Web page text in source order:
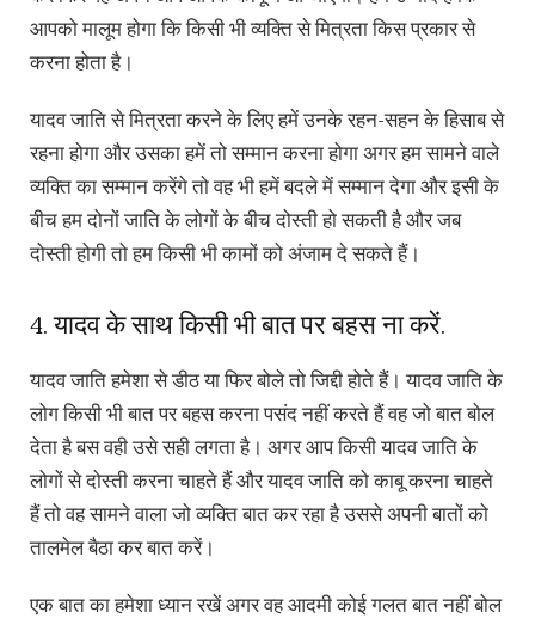
आपको मालूम होगा कि किसी भी व्यक्ति से मित्रता किस प्रकार से
करना होता है।
यादव जाति से मित्रता करने के लिए हमें उनके रहन-सहन के हिसाब से
रहना होगा और उसका हमें तो सम्मान करना होगा अगर हम सामने वाले
व्यक्ति का सम्मान करेंगे तो वह भी हमें बदले में सम्मान देगा और इसी के
बीच हम दोनों जाति के लोगों के बीच दोस्ती हो सकती है और जब
दोस्ती होगी तो हम किसी भी कामों को अंजाम दे सकते हैं।
4. यादव के साथ किसी भी बात पर बहस ना करें.
यादव जाति हमेशा से डीठ या फिर बोले तो जिद्दी होते हैं। यादव जाति के
लोग किसी भी बात पर बहस करना पसंद नहीं करते हैं वह जो बात बोल
देता है बस वही उसे सही लगता है। अगर आप किसी यादव जाति के
लोगों से दोस्ती करना चाहते हैं और यादव जाति को काबू करना चाहते
हैं तो वह सामने वाला जो व्यक्ति बात कर रहा है उससे अपनी बातों को
तालमेल बैठा कर बात करें।
एक बात का हमेशा ध्यान रखें अगर वह आदमी कोई गलत बात नहीं बोल